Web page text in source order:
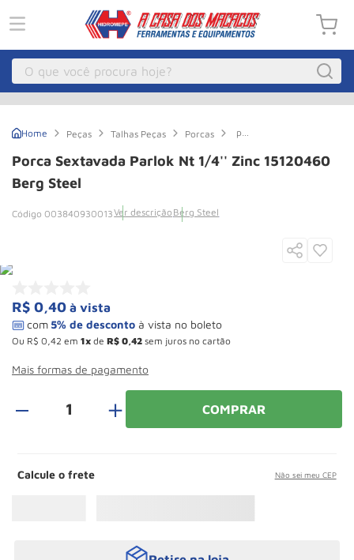
O que você procura hoje?
Peças Talhas Peças Porcas
porca
Parlok
Nt
Porca Sextavada Parlok Nt 1/4'' Zinc 15120460
Berg Steel
003840930013Ver descrição Berg Steel
R$ 0,40 à vista
Ou R$ 0 42 em 1 de R$ 0 42 sem juros no cartão
Mais formas de pagamento
＋ COMPRAR
Calcule o frete Não sei meu CEP
Guincho Eletrico
3 Macaco Hidraulico
8 º Talha
9º Paleteira
10 º Rodizio